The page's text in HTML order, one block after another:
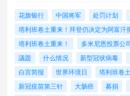
花旗银行 中国将军 处罚计划
塔利班卷土重来！拜登仍决定为阿富汗
塔利班卷土重来！
多米尼恩投票公
議題
什么情况 新型冠状病毒
白宫简报
世界环境日 塔利班卷
新冠疫苗第三针
大肠癌 募捐